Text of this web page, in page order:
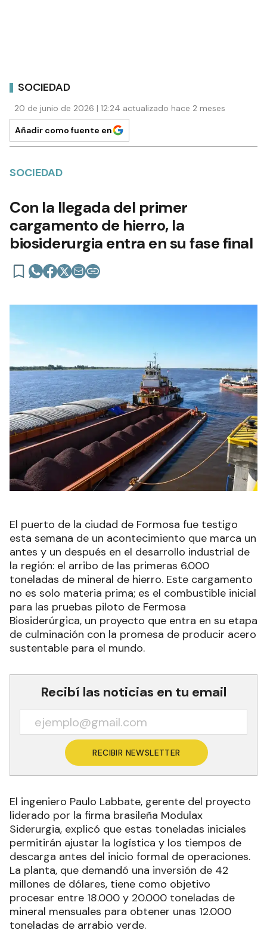
SOCIEDAD
20 de junio de 2026 | 12:24 actualizado hace 2 meses
Añadir como fuente en
SOCIEDAD
Con la llegada del primer
cargamento de hierro, la
biosiderurgia entra en su fase final
El puerto de la ciudad de Formosa fue testigo
esta semana de un acontecimiento que marca un
antes y un después en el desarrollo industrial de
la región: el arribo de las primeras 6.000
toneladas de mineral de hierro. Este cargamento
no es solo materia prima; es el combustible inicial
para las pruebas piloto de Fermosa
Biosiderúrgica, un proyecto que entra en su etapa
de culminación con la promesa de producir acero
sustentable para el mundo.
Recibí las noticias en tu email
RECIBIR NEWSLETTER
El ingeniero Paulo Labbate, gerente del proyecto
liderado por la firma brasileña Modulax
Siderurgia, explicó que estas toneladas iniciales
permitirán ajustar la logística y los tiempos de
descarga antes del inicio formal de operaciones.
La planta, que demandó una inversión de 42
millones de dólares, tiene como objetivo
procesar entre 18.000 y 20.000 toneladas de
mineral mensuales para obtener unas 12.000
toneladas de arrabio verde.